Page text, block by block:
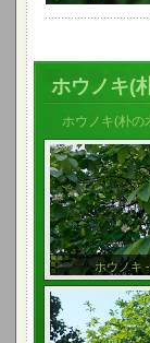
ホウノキ(
ホウノキ(朴の
ホウノキ